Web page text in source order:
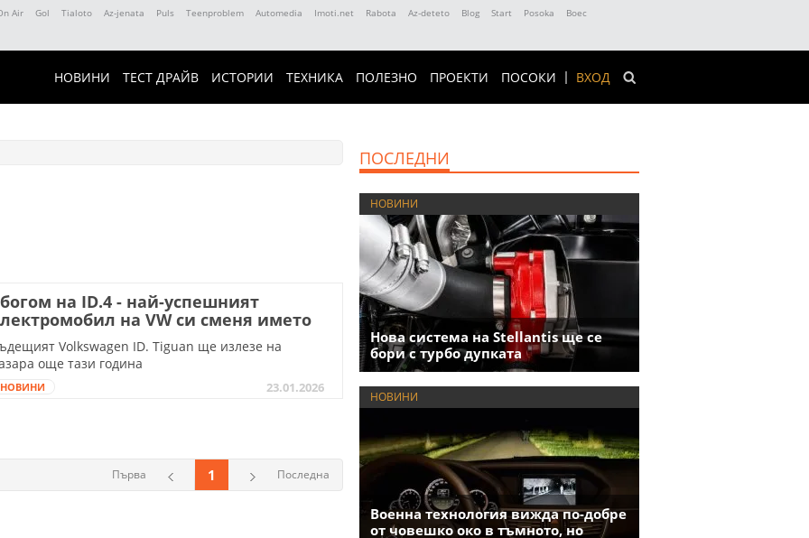
Air Gol Tialoto Az-jenata Puls Teenproblem Automedia Imoti.net Rabota Az-deteto Blog Start Posoka
Boec
ВХОД
НОВИНИ ТЕСТ ДРАЙВ ИСТОРИИ ТЕХНИКА ПОЛЕЗНО ПРОЕКТИ ПОСОКИ
на ID.4 - най-успешният
на VW си сменя името
Volkswagen ID. Tiguan ще излезе на
още тази година
НОВИНИ 23.01.2026
Последна
1
Първа
ПОСЛЕДНИ
НОВИНИ
Нова система на Stellantis ще се
бори с турбо дупката
НОВИНИ
Военна технология вижда по-добре
от човешко око в тъмното, но